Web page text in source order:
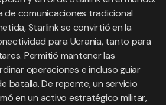
de comunicaciones tradicional
Starlink se convirtió en la
para Ucrania, tanto para
Permitió mantener las
operaciones e incluso guiar
batalla. De repente, un servicio
en un activo estratégico militar,